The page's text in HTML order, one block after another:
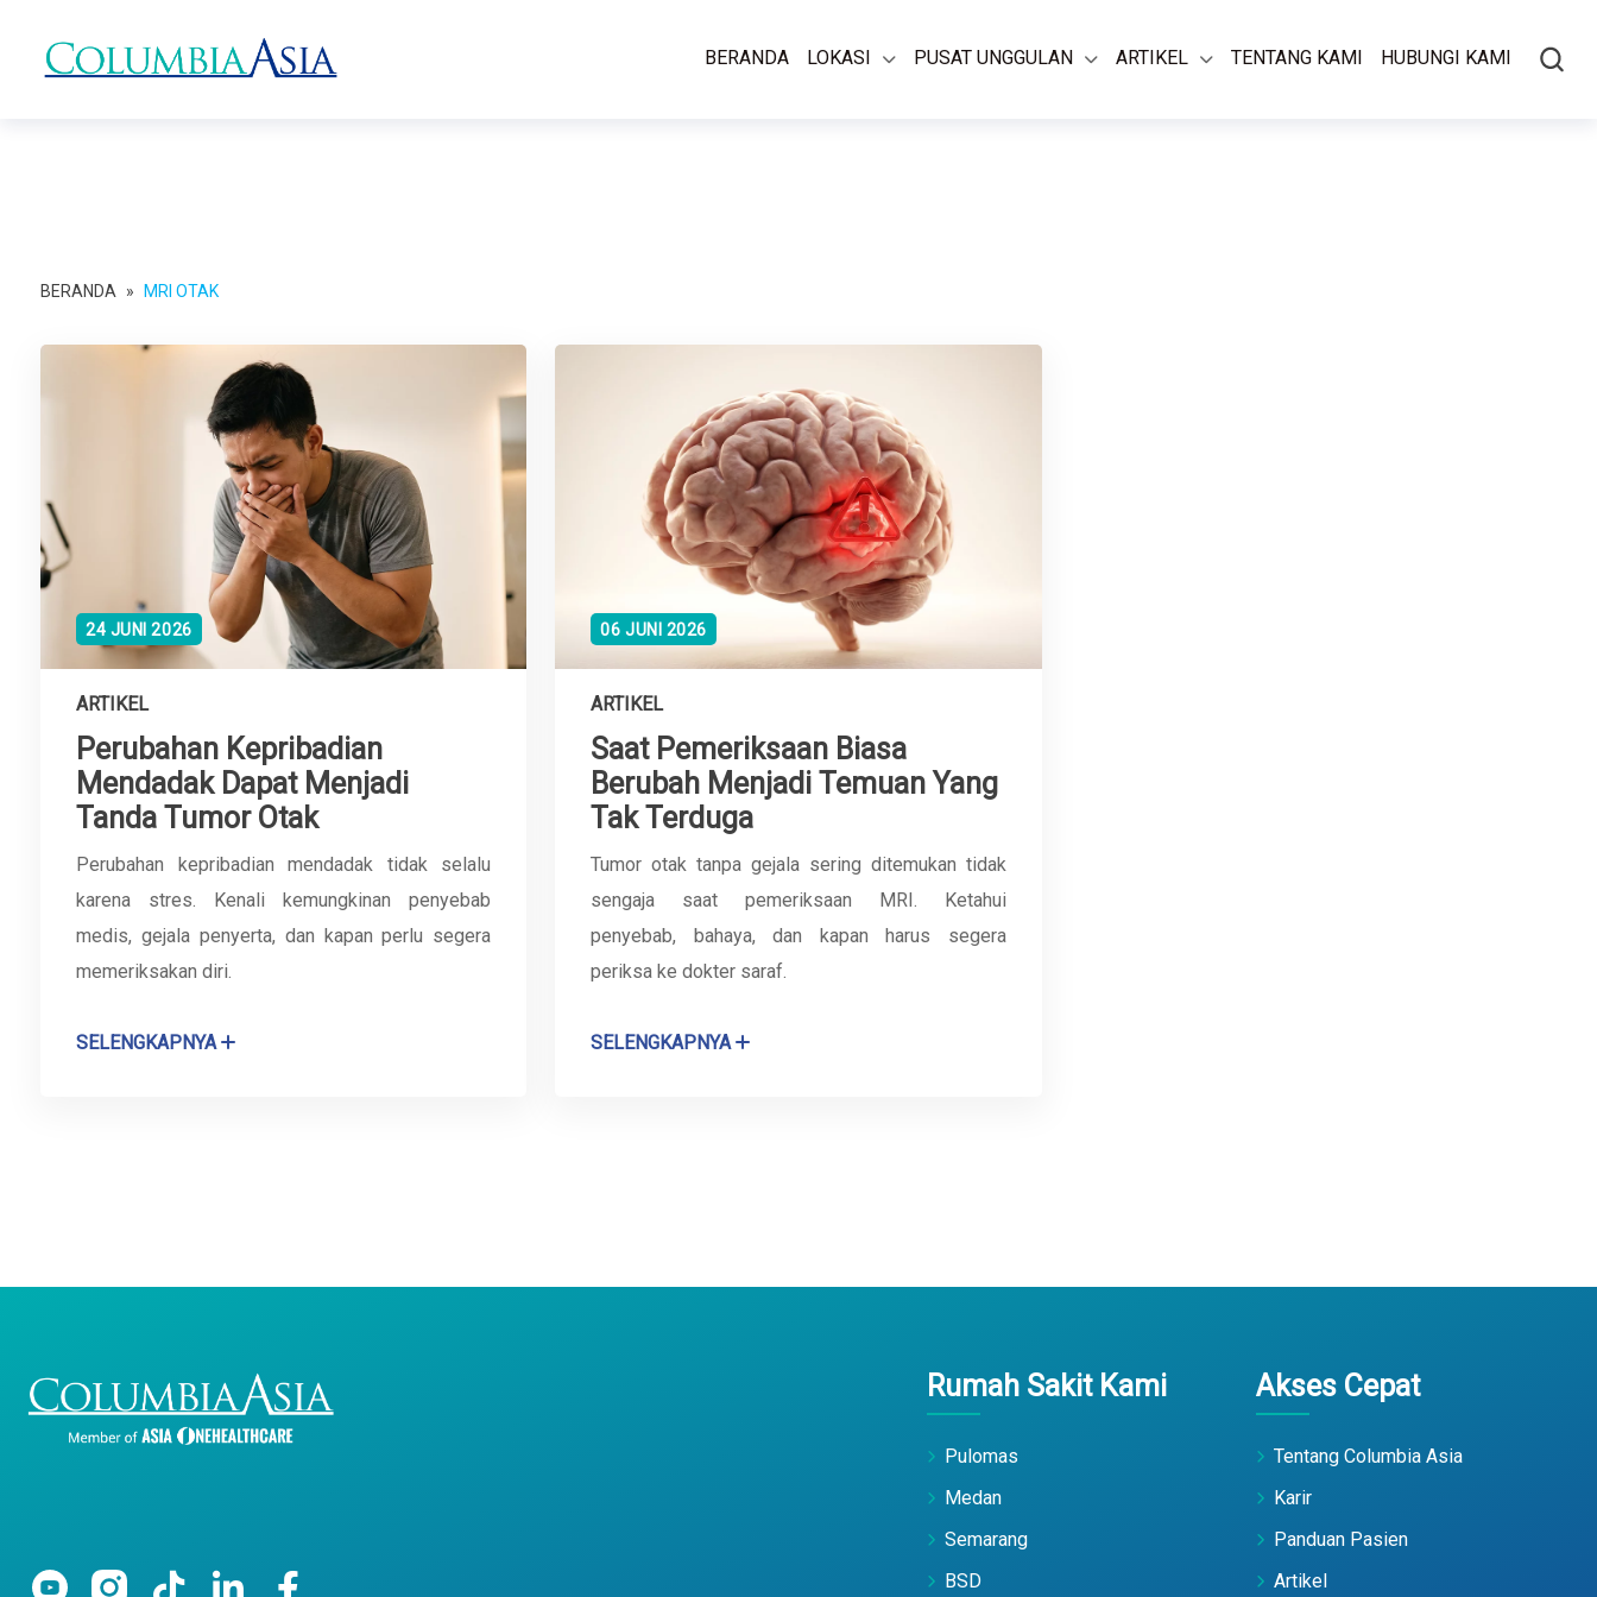
BERANDA LOKASI PUSAT UNGGULAN ARTIKEL TENTANG KAMI HUBUNGI KAMI
BERANDA » MRI OTAK
24 JUNI 2026
ARTIKEL
Perubahan Kepribadian
Mendadak Dapat Menjadi
Tanda Tumor Otak
Perubahan kepribadian mendadak tidak selalu
karena stres. Kenali kemungkinan penyebab
medis, gejala penyerta, dan kapan perlu segera
memeriksakan diri.
SELENGKAPNYA
06 JUNI 2026
ARTIKEL
Saat Pemeriksaan Biasa
Berubah Menjadi Temuan Yang
Tak Terduga
Tumor otak tanpa gejala sering ditemukan tidak
sengaja saat pemeriksaan MRI. Ketahui
penyebab, bahaya, dan kapan harus segera
periksa ke dokter saraf.
SELENGKAPNYA
Rumah Sakit Kami
Pulomas
Medan
Semarang
BSD
Akses Cepat
Tentang Columbia Asia
Karir
Panduan Pasien
Artikel